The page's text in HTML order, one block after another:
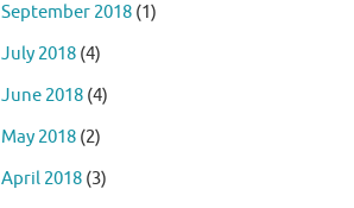
September 2018 (1)
July 2018 (4)
June 2018 (4)
May 2018 (2)
April 2018 (3)